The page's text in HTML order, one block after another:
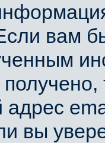
вам
вы